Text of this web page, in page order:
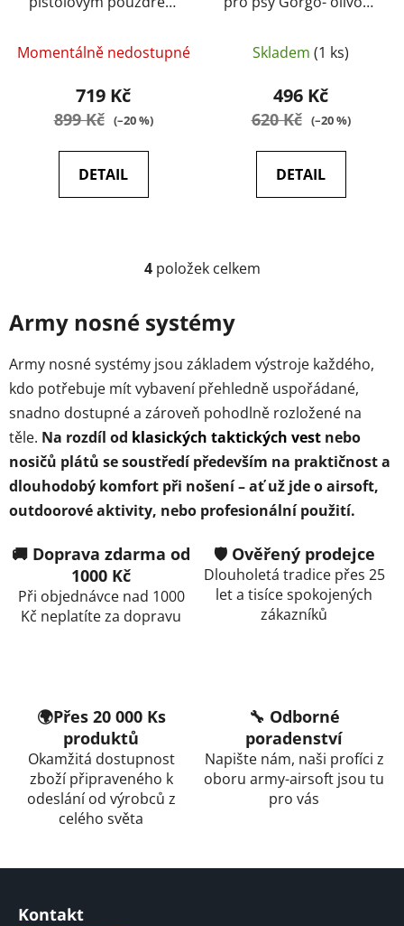
Momentálně nedostupné
719 Kč
899 Kč (–20 %)
DETAIL
Skladem (1 ks)
496 Kč
620 Kč (–20 %)
DETAIL
O
l
á
d
a
c
í
p
r
v
k
y
p
4položek celkem
Army nosné systémy
Army nosné systémy jsou základem výstroje každého,
kdo potřebuje mít vybavení přehledně uspořádané,
snadno dostupné a zároveň pohodlně rozložené na
těle. Na rozdíl od klasických taktických vest nebo
nosičů plátů se soustředí především na praktičnost a
dlouhodobý komfort při nošení – ať už jde o airsoft,
outdoorové aktivity, nebo profesionální použití.
🚚 Doprava zdarma od
1000 Kč
Při objednávce nad 1000
Kč neplatíte za dopravu
🛡️ Ověřený prodejce
Dlouholetá tradice přes 25
let a tisíce spokojených
zákazníků
🌍Přes 20 000 Ks
produktů
Okamžitá dostupnost
zboží připraveného k
odeslání od výrobců z
celého světa
🔧 Odborné
poradenství
Napište nám, naši profíci z
oboru army-airsoft jsou tu
pro vás
Z
Kontakt